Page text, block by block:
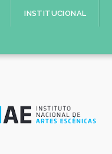
INSTITUCIONAL